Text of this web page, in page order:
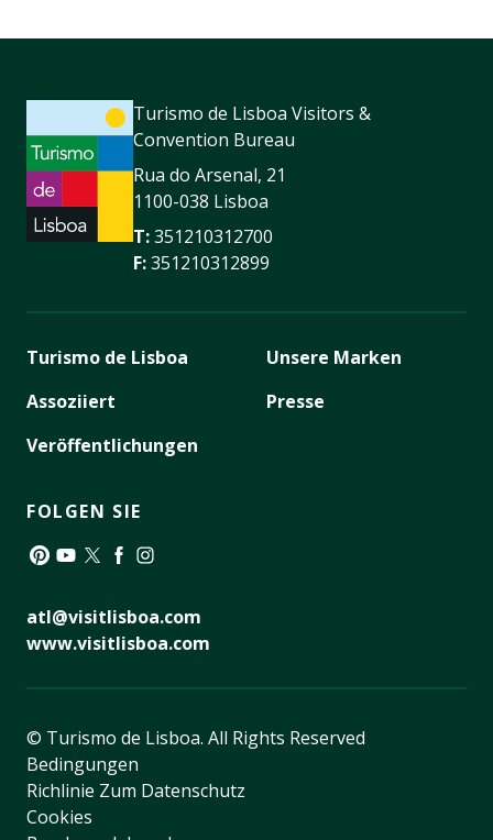
Turismo de Lisboa Visitors &
Convention Bureau
Rua do Arsenal, 21
1100-038 Lisboa
T:351210312700
F:351210312899
Turismo de Lisboa
Assoziiert
Veröffentlichungen
Unsere Marken
Presse
FOLGEN SIE
atl@visitlisboa.com
www.visitlisboa.com
© Turismo de Lisboa. All Rights Reserved
Bedingungen
Richlinie Zum Datenschutz
Cookies